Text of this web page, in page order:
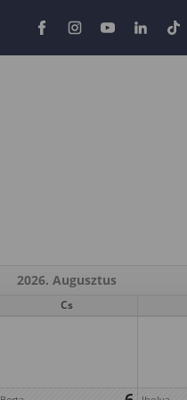
2026. Augusztus
Cs